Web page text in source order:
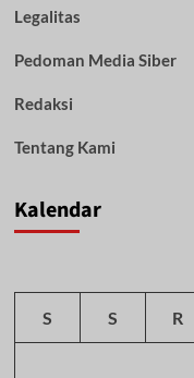
Legalitas
Pedoman Media Siber
Redaksi
Tentang Kami
Kalendar
S S R